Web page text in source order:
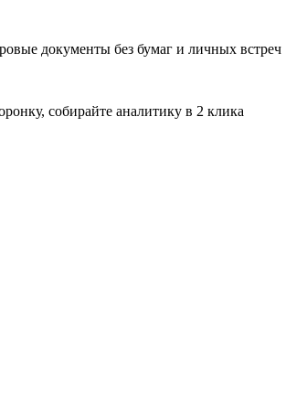
документы без бумаг и личных встреч
собирайте аналитику в 2 клика